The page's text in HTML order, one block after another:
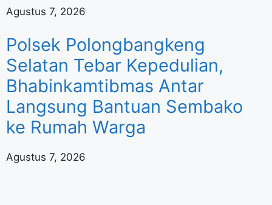
Agustus 7, 2026
Polsek Polongbangkeng
Selatan Tebar Kepedulian,
Bhabinkamtibmas Antar
Langsung Bantuan Sembako
ke Rumah Warga
Agustus 7, 2026